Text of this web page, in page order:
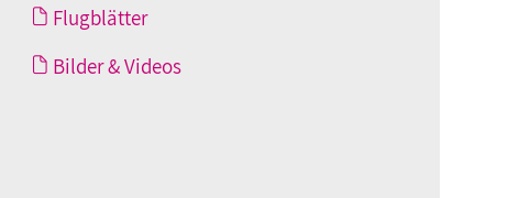
Flugblätter
Bilder & Videos